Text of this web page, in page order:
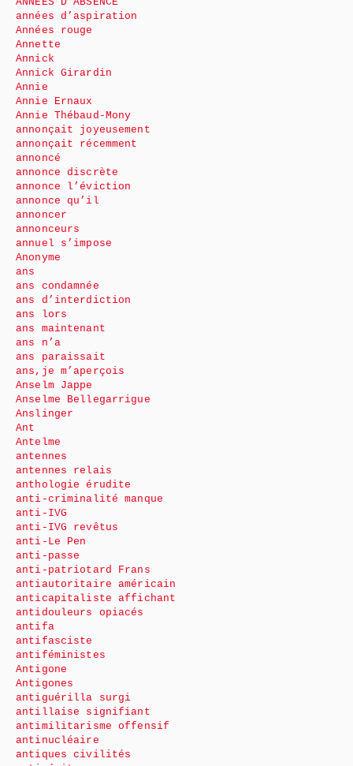
années d’aspiration
Années rouge
Annette
Annick
Annick Girardin
Annie
Annie Ernaux
Annie Thébaud-Mony
annonçait joyeusement
annonçait récemment
annoncé
annonce discrète
annonce l’éviction
annonce qu’il
annoncer
annonceurs
annuel s’impose
Anonyme
ans
ans condamnée
ans d’interdiction
ans lors
ans maintenant
ans n’a
ans paraissait
ans,je m’aperçois
Anselm Jappe
Anselme Bellegarrigue
Anslinger
Ant
Antelme
antennes
antennes relais
anthologie érudite
anti-criminalité manque
anti-IVG
anti-IVG revêtus
anti-Le Pen
anti-passe
anti-patriotard Frans
antiautoritaire américain
anticapitaliste affichant
antidouleurs opiacés
antifa
antifasciste
antiféministes
Antigone
Antigones
antiguérilla surgi
antillaise signifiant
antimilitarisme offensif
antinucléaire
antiques civilités